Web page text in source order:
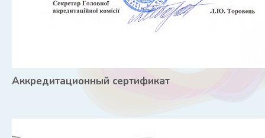
Аккредитационный сертификат